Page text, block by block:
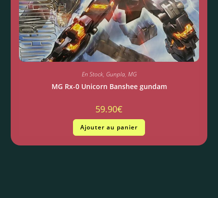
En Stock, Gunpla, MG
MG Rx-0 Unicorn Banshee gundam
59.90€
Ajouter au panier